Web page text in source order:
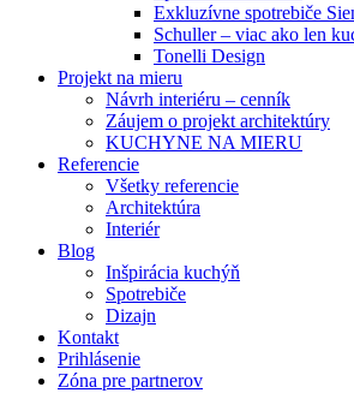
Exkluzívne spotrebiče
Schuller – viac ako len
Tonelli Design
Projekt na mieru
Návrh interiéru – cenník
Záujem o projekt architektúry
KUCHYNE NA MIERU
Referencie
Všetky referencie
Architektúra
Interiér
Blog
Inšpirácia kuchýň
Spotrebiče
Dizajn
Kontakt
Prihlásenie
Zóna pre partnerov